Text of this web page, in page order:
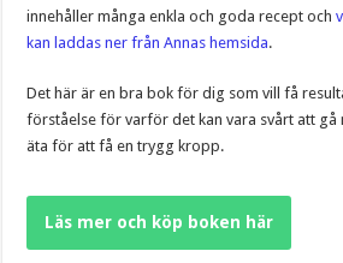
innehåller många enkla och goda recept och
kan laddas ner från Annas hemsida.
Det här är en bra bok för dig som vill få
förståelse för varför det kan vara svårt att gå
äta för att få en trygg kropp.
Läs mer och köp boken här